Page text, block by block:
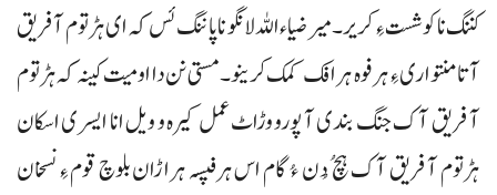
کننگ نا کوشست ءِ کریر۔ میر ضیاء اللہ لانگو نا پاننگ ئس کہ ای ہڑتوم آ فریق
آتا منتواری ءِ ہرفوہ ہرافک کمک کرینو۔ مستی نن دا اومیت کینہ کہ ہڑتوم
آ فریق آک جنگ بندی آ پورو وڑاٹ عمل کیرہ و ویل انا ایسری اسکان
ہڑتوم آ فریق آک ہچ ُ دُن ءُ گام اس ہرفپسہ ہراڑان بلوچ قوم ءِ نسخان